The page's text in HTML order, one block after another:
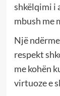
shkëlqimi i
mbush me
Një
respekt
me kohën
virtuoze e